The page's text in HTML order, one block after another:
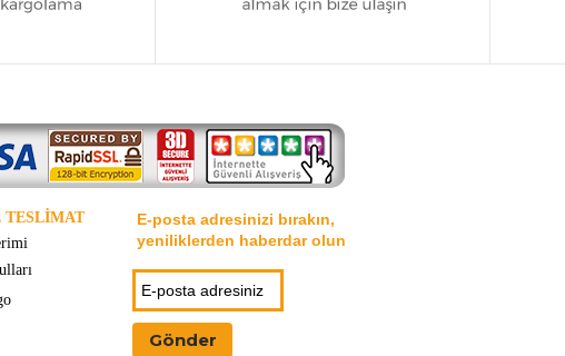
TESLİMAT
E-posta adresinizi bırakın,
yeniliklerden haberdar olun